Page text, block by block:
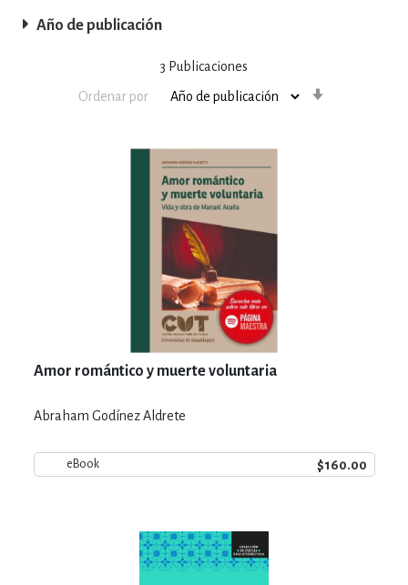
3 Publicaciones
Ordenar por
Amor romántico y muerte voluntaria
Abraham Godínez Aldrete
eBook $160.00
Año de publicación